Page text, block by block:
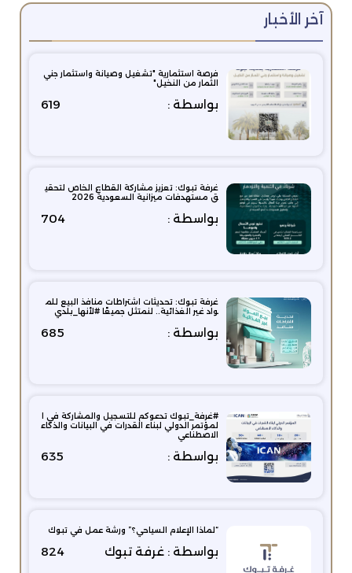
آخر الأخبار
فرصة استثمارية "تشغيل وصيانة واستثمار جني
الثمار من النخيل"
بواسطة : 619
غرفة تبوك: تعزيز مشاركة القطاع الخاص لتحقي
ق مستهدفات ميزانية السعودية 2026
بواسطة : 704
غرفة تبوك: تحديثات اشتراطات منافذ البيع للم
واد غير الغذائية.. لنمتثل جميعًا #لأنها_بلدي
بواسطة : 685
#غرفة_تبوك تدعوكم للتسجيل والمشاركة في ا
لمؤتمر الدولي لبناء القدرات في البيانات والذكاء
الاصطناعي
بواسطة : 635
“لماذا الإعلام السياحي؟” ورشة عمل في تبوك
بواسطة : غرفة تبوك 824